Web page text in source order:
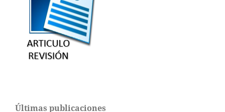
Últimas publicaciones